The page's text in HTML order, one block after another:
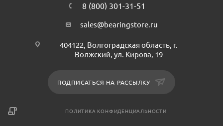
8 (800) 301-31-51
sales@bearingstore.ru
404122, Волгоградская область, г.
Волжский, ул. Кирова, 19
ПОДПИСАТЬСЯ НА РАССЫЛКУ
ПОЛИТИКА КОНФИДЕНЦИАЛЬНОСТИ